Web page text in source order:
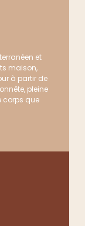
et
maison,
à partir de
pleine
corps que